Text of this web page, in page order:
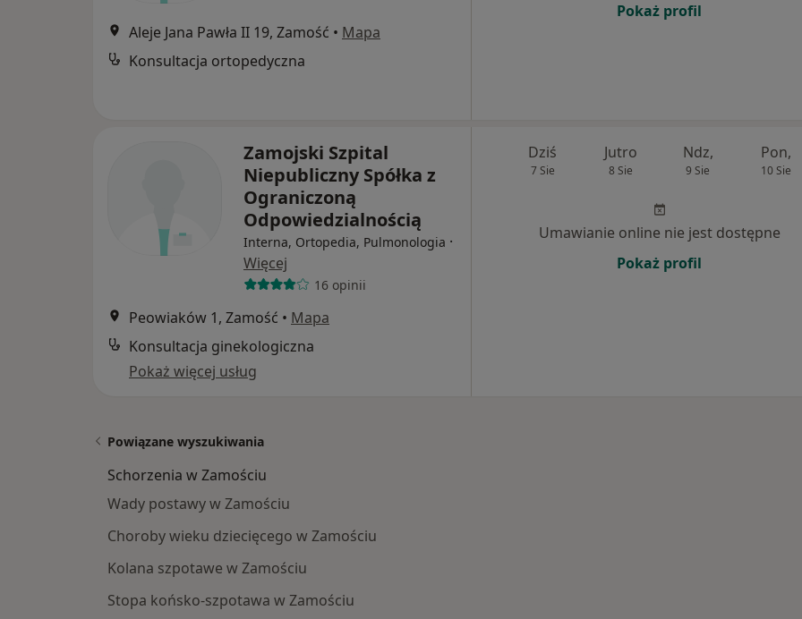
Aleje Jana Pawła II 19, Zamość • Mapa
Konsultacja ortopedyczna
Pokaż profil
Zamojski Szpital
Niepubliczny Spółka z
Ograniczoną
Odpowiedzialnością
Interna, Ortopedia, Pulmonologia ·
Więcej
16 opinii
Peowiaków 1, Zamość • Mapa
Konsultacja ginekologiczna
Pokaż więcej usług
Dziś
7 Sie
Jutro
8 Sie
Ndz,
9 Sie
Pon,
10 Sie
Umawianie online nie jest dostępne
Pokaż profil
Powiązane wyszukiwania
Schorzenia w Zamościu
Wady postawy w Zamościu
Choroby wieku dziecięcego w Zamościu
Kolana szpotawe w Zamościu
Stopa końsko-szpotawa w Zamościu